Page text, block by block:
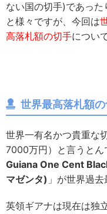
ない国の切手)であった
と様々ですが、今回は
高落札額の切手につい
世界最高落札額
世界一有名かつ貴重な
7000万円）と言うとん
Guiana One Cent
マゼンタ) 」が世界過
英領ギアナは現在は独